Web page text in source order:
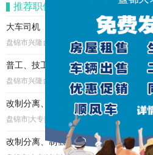
推荐职位
大车司机
盘锦市兴隆台区|大专|经验不限
普工、技工
盘锦市兴隆台区|中专|5年以上
改制分离、制氢、硫磺车间主操外操
盘锦市|大专|1年以上
改制分离、制氢、硫磺车间主操内操